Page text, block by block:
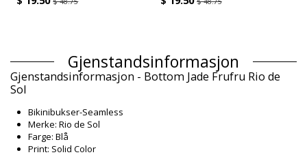
Gjenstandsinformasjon
Gjenstandsinformasjon - Bottom Jade Frufru Rio de
Sol
Bikinibukser-Seamless
Merke: Rio de Sol
Farge: Blå
Print: Solid Color